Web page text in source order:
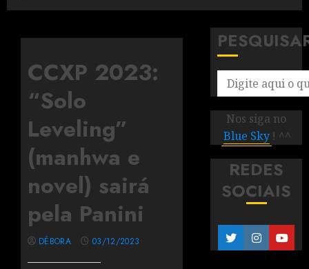
CCXP 2023:
“Solo
Leveling”
(manhwa e
novel) sairá
pela Panini
DÉBORA 03/12/2023
Nos siga no
Blue Sky ! ^^
REDES
SOCIAIS